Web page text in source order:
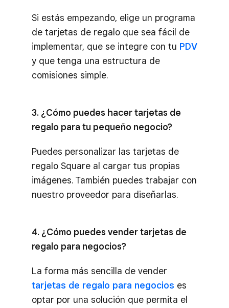
Si estás empezando, elige un programa
de tarjetas de regalo que sea fácil de
implementar, que se integre con tu PDV
y que tenga una estructura de
comisiones simple.
3. ¿Cómo puedes hacer tarjetas de
regalo para tu pequeño negocio?
Puedes personalizar las tarjetas de
regalo Square al cargar tus propias
imágenes. También puedes trabajar con
nuestro proveedor para diseñarlas.
4. ¿Cómo puedes vender tarjetas de
regalo para negocios?
La forma más sencilla de vender
tarjetas de regalo para negocios es
optar por una solución que permita el